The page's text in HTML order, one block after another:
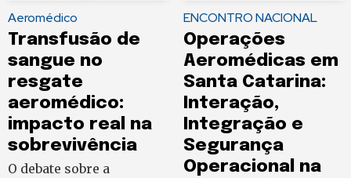
Aeromédico
Transfusão de
sangue no
resgate
aeromédico:
impacto real na
sobrevivência
O debate sobre a
ENCONTRO NACIONAL
Operações
Aeromédicas em
Santa Catarina:
Interação,
Integração e
Segurança
Operacional na